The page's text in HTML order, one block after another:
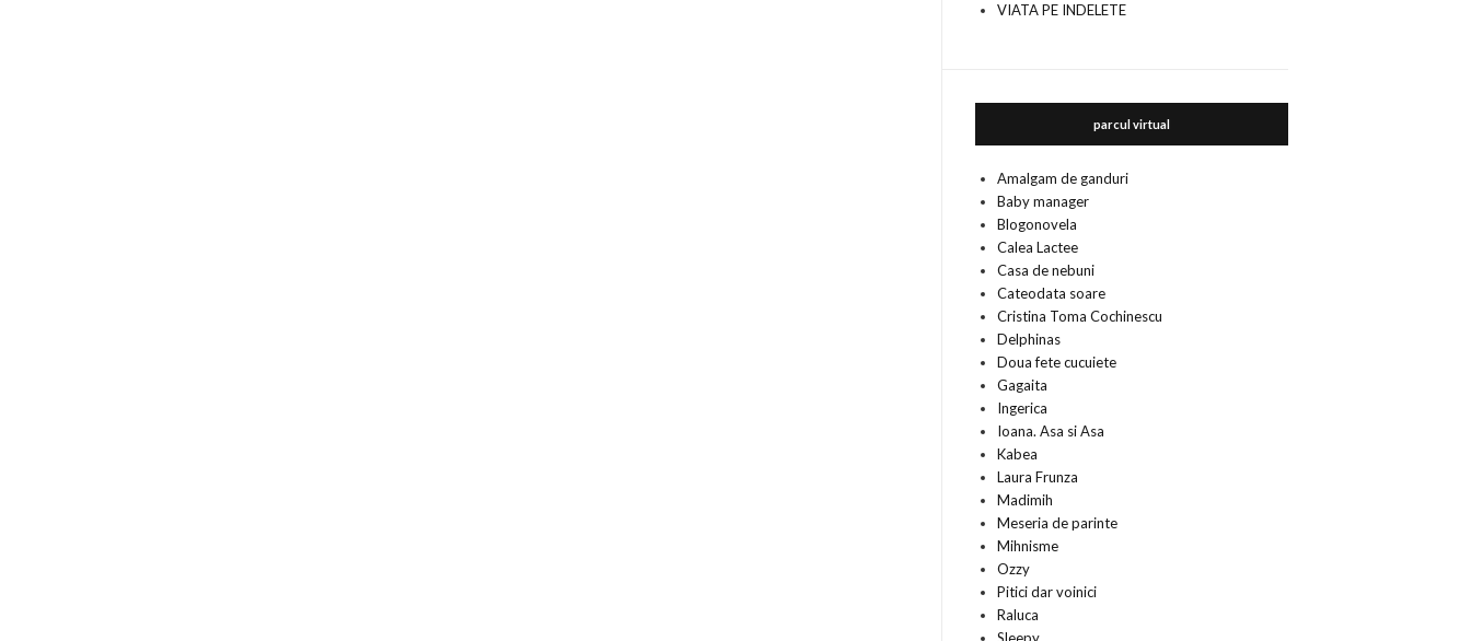
VIATA PE INDELETE
parcul virtual
Amalgam de ganduri
Baby manager
Blogonovela
Calea Lactee
Casa de nebuni
Cateodata soare
Cristina Toma Cochinescu
Delphinas
Doua fete cucuiete
Gagaita
Ingerica
Ioana. Asa si Asa
Kabea
Laura Frunza
Madimih
Meseria de parinte
Mihnisme
Ozzy
Pitici dar voinici
Raluca